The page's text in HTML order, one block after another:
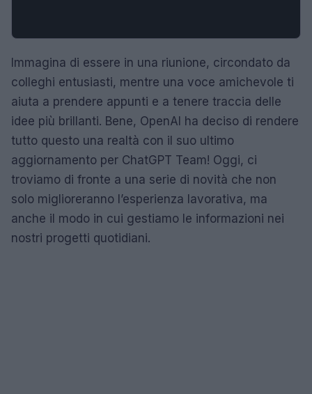
Immagina di essere in una riunione, circondato da
colleghi entusiasti, mentre una voce amichevole ti
aiuta a prendere appunti e a tenere traccia delle
idee più brillanti. Bene, OpenAI ha deciso di rendere
tutto questo una realtà con il suo ultimo
aggiornamento per ChatGPT Team! Oggi, ci
troviamo di fronte a una serie di novità che non
solo miglioreranno l’esperienza lavorativa, ma
anche il modo in cui gestiamo le informazioni nei
nostri progetti quotidiani.